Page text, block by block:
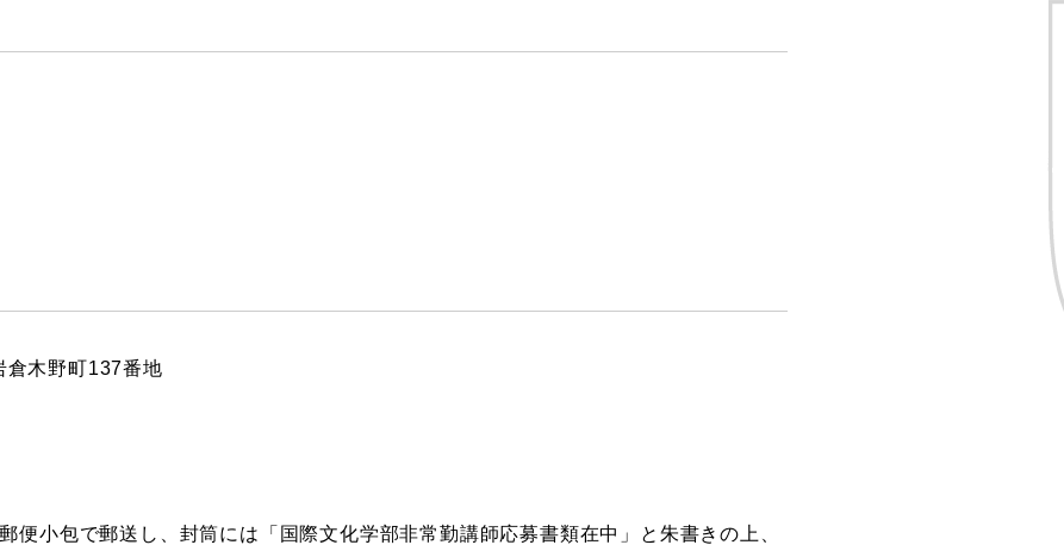
木野町137番地
便小包で郵送し、封筒には「国際文化学部非常勤講師応募書類在中」と朱書きの上、